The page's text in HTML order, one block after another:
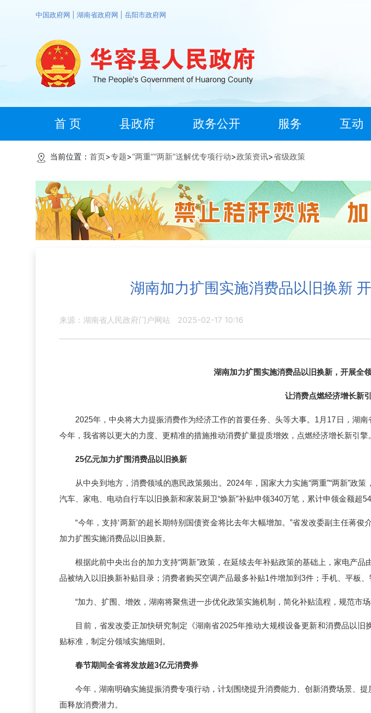
中国政府网 湖南省政府网 岳阳市政府网
首 页 县政府 政务公开 服务 互动
当前位置： 首页>专题>“两重”“两新”送解优专项行动>政策资讯>省级政策
湖南加力扩围实施消费品以旧换新
来源：湖南省人民政府门户网站 2025-02-17 10:16
湖南加力扩围实施消费品以旧换新，开展
让消费点燃经济增长新
2025年，中央将大力提振消费作为经济工作的首要任务、头等大事。1月17日，湖南
今年，我省将以更大的力度、更精准的措施推动消费扩量提质增效，点燃经济增长新引擎
25亿元加力扩围消费品以旧换新
从中央到地方，消费领域的惠民政策频出。2024年，国家大力实施“两重”“两新”政策
汽车、家电、电动自行车以旧换新和家装厨卫“焕新”补贴申领340万笔，累计申领金额超
“今年，支持‘两新’的超长期特别国债资金将比去年大幅增加。”省发改委副主任蒋俊
加力扩围实施消费品以旧换新。
根据此前中央出台的加力支持“两新”政策，在延续去年补贴政策的基础上，家电产品
品被纳入以旧换新补贴目录；消费者购买空调产品最多补贴1件增加到3件；手机、平板
“加力、扩围、增效，湖南将聚焦进一步优化政策实施机制，简化补贴流程，规范市场
目前，省发改委正加快研究制定《湖南省2025年推动大规模设备更新和消费品以旧
贴标准，制定分领域实施细则。
春节期间全省将发放超3亿元消费券
今年，湖南明确实施提振消费专项行动，计划围绕提升消费能力、创新消费场景、提
面释放消费潜力。